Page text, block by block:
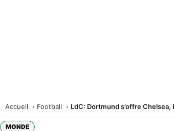
Accueil Football LdC: Dortmund s’offre
MONDE